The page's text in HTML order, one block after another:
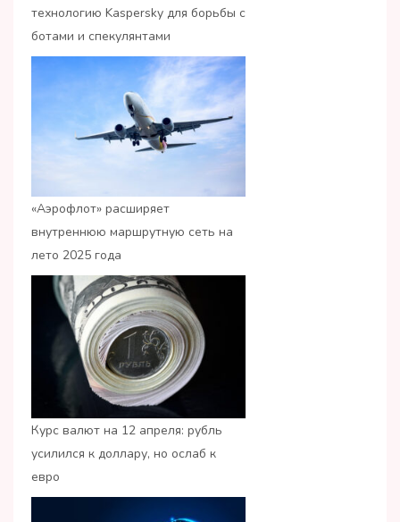
технологию Kaspersky для борьбы с
ботами и спекулянтами
«Аэрофлот» расширяет
внутреннюю маршрутную сеть на
лето 2025 года
Курс валют на 12 апреля: рубль
усилился к доллару, но ослаб к
евро